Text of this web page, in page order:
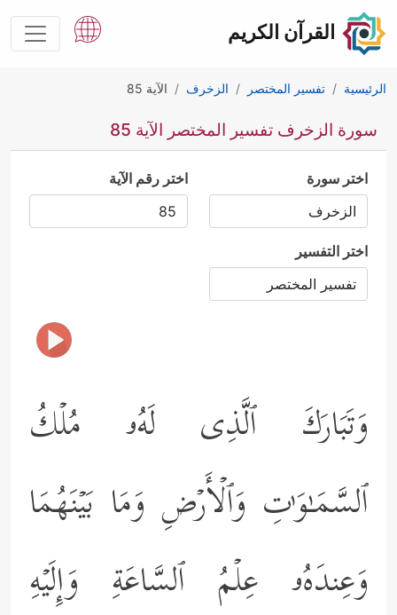
القرآن الكريم
الرئيسية تفسير المختصر الزخرف الآية 85
سورة الزخرف تفسير المختصر الآية 85
اختر سورة اختر رقم الآية
اختر التفسير
وَتَبَارَكَ ٱلَّذِی لَهُۥ مُلۡكُ
ٱلسَّمَـٰوَ ٰ⁠تِ وَٱلۡأَرۡضِ وَمَا بَیۡنَهُمَا
وَعِندَهُۥ عِلۡمُ ٱلسَّاعَةِ وَإِلَیۡهِ